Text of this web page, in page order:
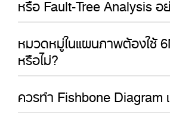
หมวดหมู่ในแผนภาพต้องใช้
หรือไม่?
ควรทำ Fishbone Diagram